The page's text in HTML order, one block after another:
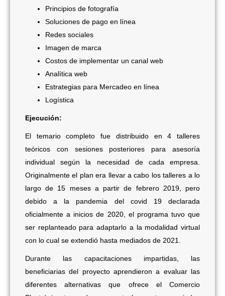
Principios de fotografía
Soluciones de pago en línea
Redes sociales
Imagen de marca
Costos de implementar un canal web
Analítica web
Estrategias para Mercadeo en línea
Logística
Ejecución:
El temario completo fue distribuido en 4 talleres
teóricos con sesiones posteriores para asesoría
individual según la necesidad de cada empresa.
Originalmente el plan era llevar a cabo los talleres a lo
largo de 15 meses a partir de febrero 2019, pero
debido a la pandemia del covid 19 declarada
oficialmente a inicios de 2020, el programa tuvo que
ser replanteado para adaptarlo a la modalidad virtual
con lo cual se extendió hasta mediados de 2021.
Durante las capacitaciones impartidas, las
beneficiarias del proyecto aprendieron a evaluar las
diferentes alternativas que ofrece el Comercio